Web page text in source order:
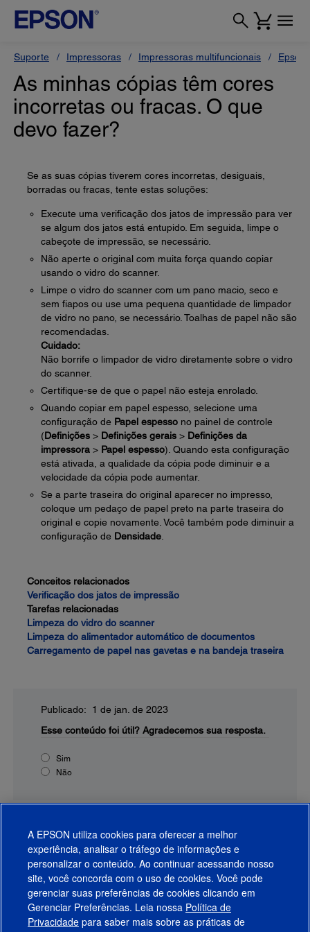
Suporte Impressoras Impressoras multifuncionais Epson
As minhas cópias têm cores
incorretas ou fracas. O que
devo fazer?
Se as suas cópias tiverem cores incorretas, desiguais,
borradas ou fracas, tente estas soluções:
Execute uma verificação dos jatos de impressão para ver
se algum dos jatos está entupido. Em seguida, limpe o
cabeçote de impressão, se necessário.
Não aperte o original com muita força quando copiar
usando o vidro do scanner.
Limpe o vidro do scanner com um pano macio, seco e
sem fiapos ou use uma pequena quantidade de limpador
de vidro no pano, se necessário. Toalhas de papel não são
recomendadas.
Cuidado:
Não borrife o limpador de vidro diretamente sobre o vidro
do scanner.
Certifique-se de que o papel não esteja enrolado.
Quando copiar em papel espesso, selecione uma
configuração de Papel espesso no painel de controle
(Definições > Definições gerais > Definições da
impressora > Papel espesso). Quando esta configuração
está ativada, a qualidade da cópia pode diminuir e a
velocidade da cópia pode aumentar.
Se a parte traseira do original aparecer no impresso,
coloque um pedaço de papel preto na parte traseira do
original e copie novamente. Você também pode diminuir a
configuração de Densidade
Conceitos relacionados
Verificação dos jatos de impressão
Tarefas relacionadas
Limpeza do vidro do scanner
Limpeza do alimentador automático de documentos
Carregamento de papel nas gavetas e na bandeja traseira
Publicado: 1 de jan. de 2023
Esse conteúdo foi útil? Agradecemos sua resposta.
Sim
Não
Produtos
A EPSON utiliza cookies para oferecer a melhor
experiência, analisar o tráfego de informações e
personalizar o conteúdo. Ao continuar acessando nosso
site, você concorda com o uso de cookies. Você pode
gerenciar suas preferências de cookies clicando em
Gerenciar Preferências. Leia nossa Política de
Privacidade para saber mais sobre as práticas de